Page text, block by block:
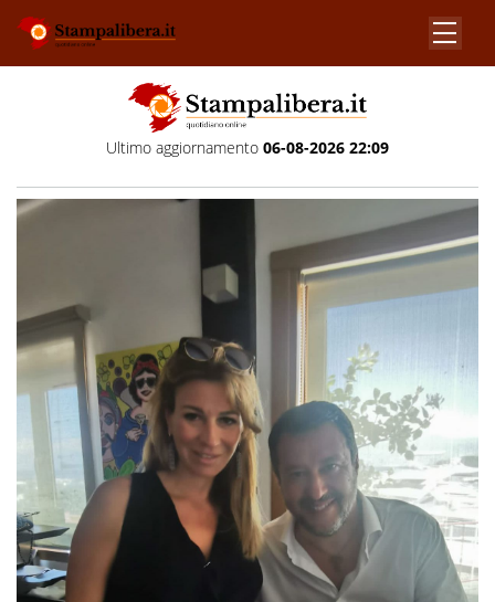
Ultimo aggiornamento 06-08-2026 22:09